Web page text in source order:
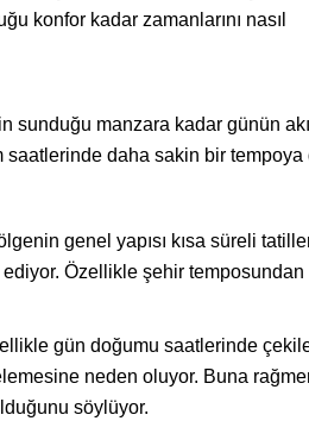
konfor kadar zamanlarını nasıl
manzara kadar günün
saatlerinde daha sakin bir tempoya
genel yapısı kısa süreli
Özellikle şehir temposundan
gün doğumu saatlerinde
neden oluyor. Buna
söylüyor.